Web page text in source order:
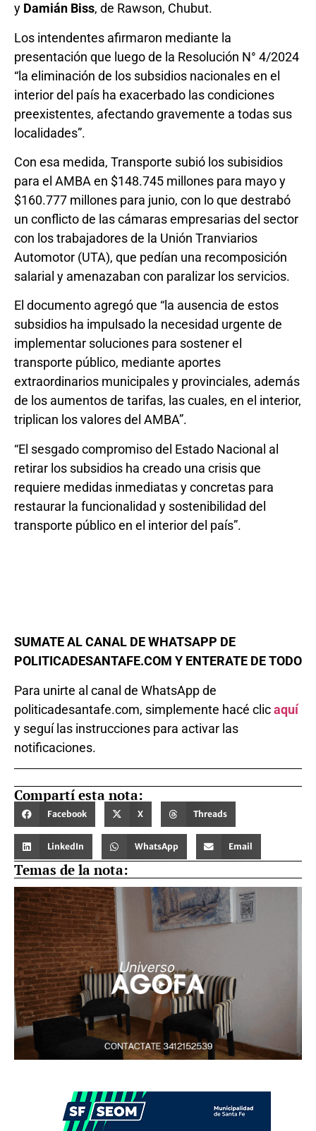
y Damián Biss, de Rawson, Chubut.
Los intendentes afirmaron mediante la
presentación que luego de la Resolución N° 4/2024
“la eliminación de los subsidios nacionales en el
interior del país ha exacerbado las condiciones
preexistentes, afectando gravemente a todas sus
localidades”.
Con esa medida, Transporte subió los subisidios
para el AMBA en $148.745 millones para mayo y
$160.777 millones para junio, con lo que destrabó
un conflicto de las cámaras empresarias del sector
con los trabajadores de la Unión Tranviarios
Automotor (UTA), que pedían una recomposición
salarial y amenazaban con paralizar los servicios.
El documento agregó que “la ausencia de estos
subsidios ha impulsado la necesidad urgente de
implementar soluciones para sostener el
transporte público, mediante aportes
extraordinarios municipales y provinciales, además
de los aumentos de tarifas, las cuales, en el interior,
triplican los valores del AMBA”.
“El sesgado compromiso del Estado Nacional al
retirar los subsidios ha creado una crisis que
requiere medidas inmediatas y concretas para
restaurar la funcionalidad y sostenibilidad del
transporte público en el interior del país”.
SUMATE AL CANAL DE WHATSAPP DE
POLITICADESANTAFE.COM Y ENTERATE DE TODO
Para unirte al canal de WhatsApp de
politicadesantafe.com, simplemente hacé clicaquí
y seguí las instrucciones para activar las
notificaciones.
Compartí esta nota:
Facebook X Threads
LinkedIn WhatsApp Email
Temas de la nota: